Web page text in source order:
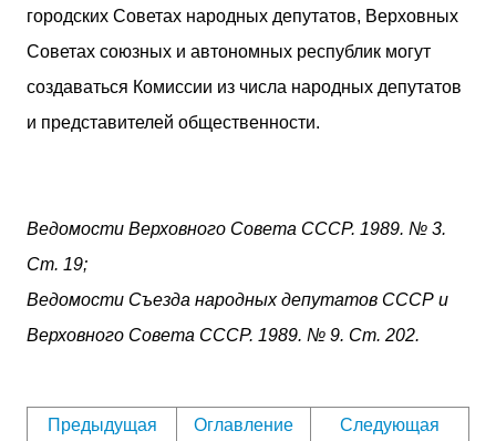
городских Советах народных депутатов, Верховных
Советах союзных и автономных республик могут
создаваться Комиссии из числа народных депутатов
и представителей общественности.
Ведомости Верховного Совета СССР. 1989. № 3.
Ст. 19;
Ведомости Съезда народных депутатов СССР и
Верховного Совета СССР. 1989. № 9. Ст. 202.
Предыдущая
Оглавление
Следующая